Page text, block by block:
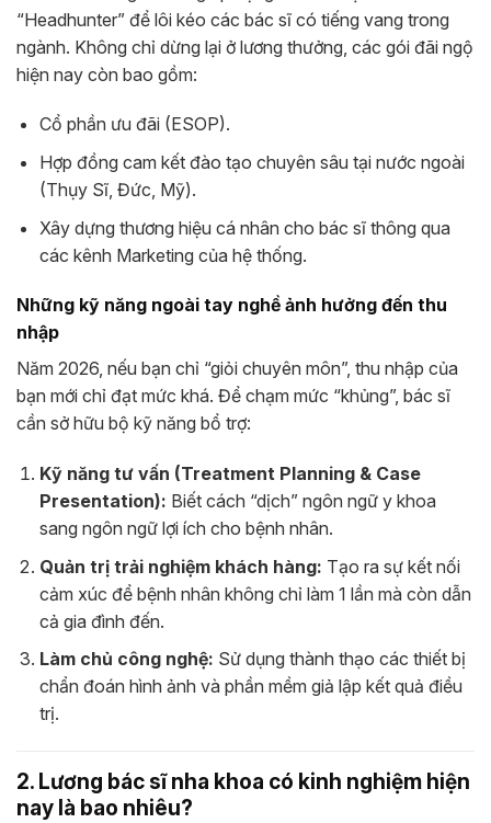
“Headhunter” để lôi kéo các bác sĩ có tiếng vang trong
ngành. Không chỉ dừng lại ở lương thưởng, các gói đãi ngộ
hiện nay còn bao gồm:
Cổ phần ưu đãi (ESOP).
Hợp đồng cam kết đào tạo chuyên sâu tại nước ngoài
(Thụy Sĩ, Đức, Mỹ).
Xây dựng thương hiệu cá nhân cho bác sĩ thông qua
các kênh Marketing của hệ thống.
Những kỹ năng ngoài tay nghề ảnh hưởng đến thu
nhập
Năm 2026, nếu bạn chỉ “giỏi chuyên môn”, thu nhập của
bạn mới chỉ đạt mức khá. Để chạm mức “khủng”, bác sĩ
cần sở hữu bộ kỹ năng bổ trợ:
Kỹ năng tư vấn (Treatment Planning & Case
Presentation): Biết cách “dịch” ngôn ngữ y khoa
sang ngôn ngữ lợi ích cho bệnh nhân.
Quản trị trải nghiệm khách hàng: Tạo ra sự kết nối
cảm xúc để bệnh nhân không chỉ làm 1 lần mà còn dẫn
cả gia đình đến.
Làm chủ công nghệ: Sử dụng thành thạo các thiết bị
chẩn đoán hình ảnh và phần mềm giả lập kết quả điều
trị.
2. Lương bác sĩ nha khoa có kinh nghiệm hiện
nay là bao nhiêu?